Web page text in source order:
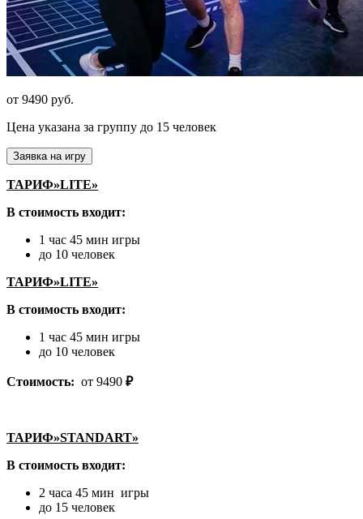
от 9490 руб.
Цена указана за группу до 15 человек
Заявка на игру
ТАРИФ»LITE»
В стоимость входит:
1 час 45 мин игры
до 10 человек
ТАРИФ»LITE»
В стоимость входит:
1 час 45 мин игры
до 10 человек
Стоимость: от 9490 ₽
ТАРИФ»STANDART»
В стоимость входит:
2 часа 45 мин игры
до 15 человек